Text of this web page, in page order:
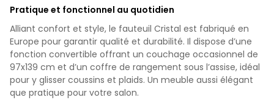
Pratique et fonctionnel au quotidien
Alliant confort et style, le fauteuil Cristal est fabriqué en
Europe pour garantir qualité et durabilité. Il dispose d’une
fonction convertible offrant un couchage occasionnel de
97x139 cm et d’un coffre de rangement sous l’assise, idéal
pour y glisser coussins et plaids. Un meuble aussi élégant
que pratique pour votre salon.